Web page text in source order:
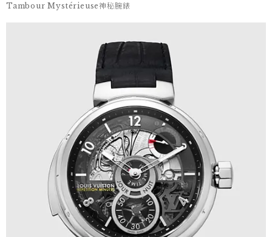
Tambour Mystérieuse神秘腕錶